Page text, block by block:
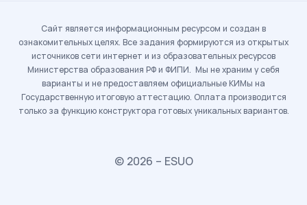
Сайт является информационным ресурсом и создан в
ознакомительных целях. Все задания формируются из открытых
источников сети интернет и из образовательных ресурсов
Министерства образования РФ и ФИПИ. Мы не храним у себя
варианты и не предоставляем официальные КИМы на
Государственную итоговую аттестацию. Оплата производится
только за функцию конструктора готовых уникальных вариантов.
© 2026 – ESUO